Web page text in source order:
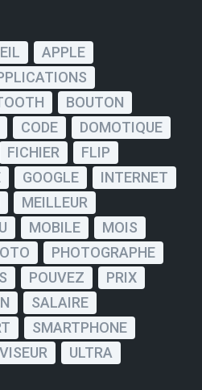
APPLE
BOUTON
CODE
DOMOTIQUE
FICHIER
FLIP
GOOGLE
INTERNET
MEILLEUR
MOBILE
MOIS
PHOTOGRAPHE
POUVEZ
PRIX
SALAIRE
SMARTPHONE
ULTRA